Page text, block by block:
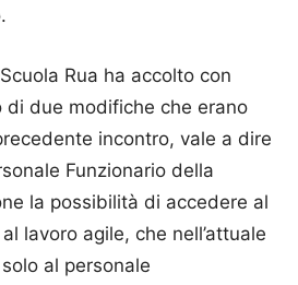
Rua ha accolto con
di due modifiche che erano
incontro, vale a dire
Funzionario della
la possibilità di accedere al
lavoro agile, che nell’attuale
al personale